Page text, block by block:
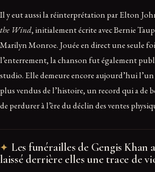
Il y eut aussi la réinterprétation par Elton
the Wind, initialement écrite avec Bernie
Marilyn Monroe. Jouée en direct une seule
l’enterrement, la chanson fut également
studio. Elle demeure encore aujourd’hui l’un
plus vendus de l’histoire, un record qui a de
de perdurer à l’ère du déclin des ventes
Les funérailles de Gengis Khan
laissé derrière elles une trace de